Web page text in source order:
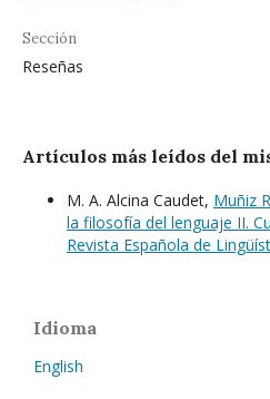
Sección
Reseñas
Artículos más leídos del
M. A. Alcina Caudet, Muñiz
la filosofía del lenguaje II.
Revista Española de
Idioma
English